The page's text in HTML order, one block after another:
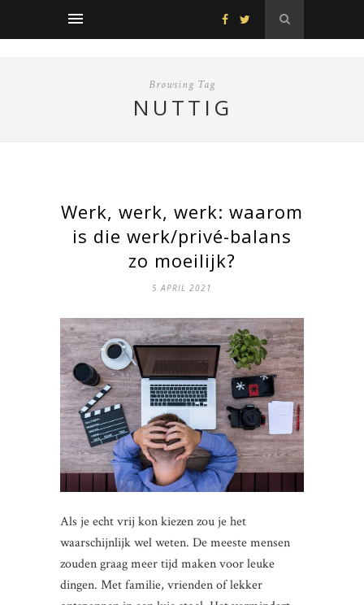
Browsing Tag
NUTTIG
Werk, werk, werk: waarom
is die werk/privé-balans
zo moeilijk?
5 APRIL 2021
Als je echt vrij kon kiezen zou je het
waarschijnlijk wel weten. De meeste mensen
zouden graag meer tijd maken voor leuke
dingen. Met familie, vrienden of lekker